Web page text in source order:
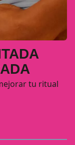
tu ritual